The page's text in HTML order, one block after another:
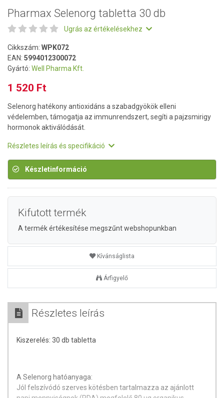
Pharmax Selenorg tabletta 30 db
Ugrás az értékelésekhez
Cikkszám: WPK072
EAN: 5994012300072
Gyártó: Well Pharma Kft.
1 520 Ft
Selenorg hatékony antioxidáns a szabadgyökök elleni
védelemben, támogatja az immunrendszert, segíti a pajzsmirigy
hormonok aktiválódását.
Részletes leírás és specifikáció
Készletinformáció
Kifutott termék
A termék értékesítése megszűnt webshopunkban
Kívánságlista
Árfigyelő
Részletes leírás
Kiszerelés: 30 db tabletta
A Selenorg hatóanyaga:
Jól felszívódó szerves kötésben tartalmazza az ajánlott